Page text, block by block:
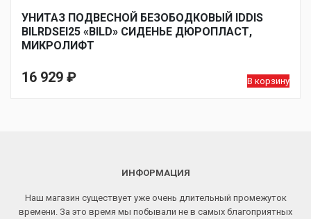
УНИТАЗ ПОДВЕСНОЙ БЕЗОБОДКОВЫЙ IDDIS
BILRDSEI25 «BILD» СИДЕНЬЕ ДЮРОПЛАСТ,
МИКРОЛИФТ
16 929 ₽ В корзину
ИНФОРМАЦИЯ
Наш магазин существует уже очень длительный промежуток
времени. За это время мы побывали не в самых благоприятных